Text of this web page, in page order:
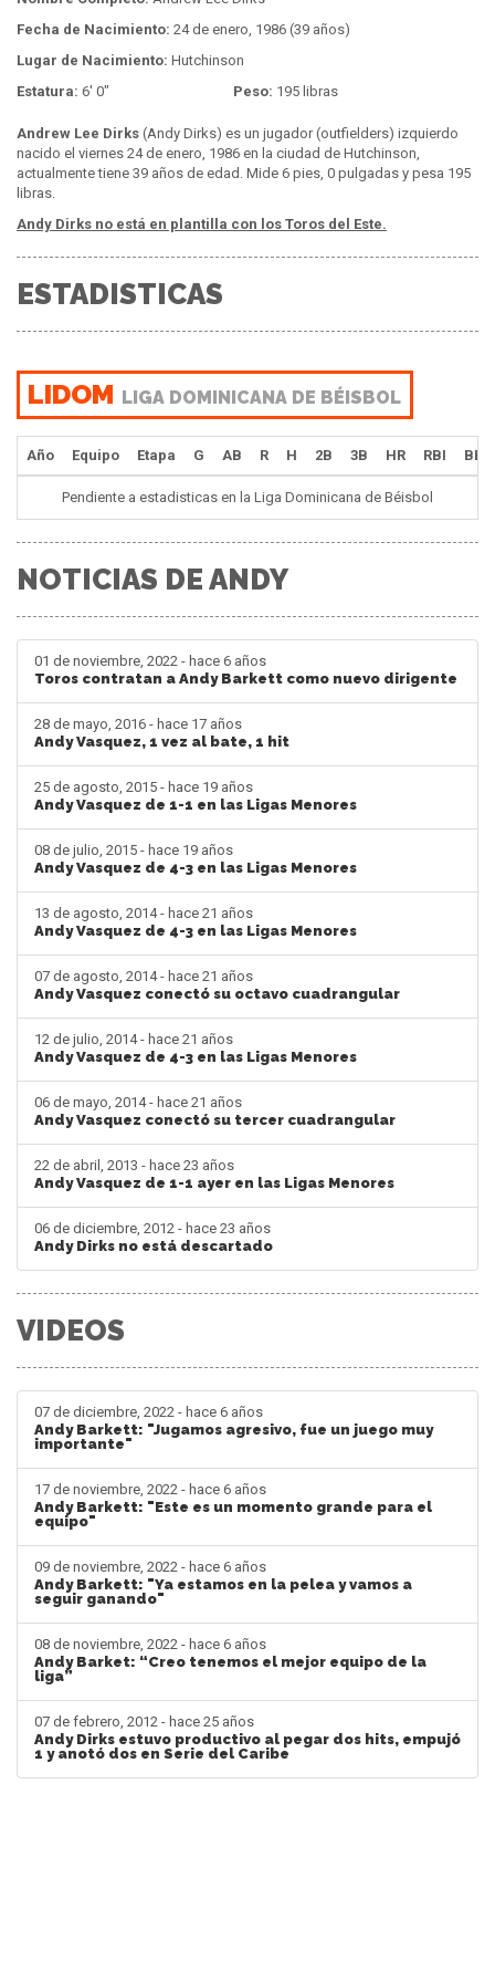
Fecha de Nacimiento: 24 de enero, 1986 (39 años)
Lugar de Nacimiento: Hutchinson
Estatura: 6' 0" Peso: 195 libras
Andrew Lee Dirks (Andy Dirks) es un jugador (outfielders) izquierdo
nacido el viernes 24 de enero, 1986 en la ciudad de Hutchinson,
actualmente tiene 39 años de edad. Mide 6 pies, 0 pulgadas y pesa 195
libras.
Andy Dirks no está en plantilla con los Toros del Este.
ESTADISTICAS
LIDOM LIGA DOMINICANA DE BÉISBOL
Año Equipo Etapa G AB R H 2B 3B HR RBI BB
Pendiente a estadisticas en la Liga Dominicana de Béisbol
NOTICIAS DE ANDY
01 de noviembre, 2022 - hace 6 años
Toros contratan a Andy Barkett como nuevo dirigente
28 de mayo, 2016 - hace 17 años
Andy Vasquez, 1 vez al bate, 1 hit
25 de agosto, 2015 - hace 19 años
Andy Vasquez de 1-1 en las Ligas Menores
08 de julio, 2015 - hace 19 años
Andy Vasquez de 4-3 en las Ligas Menores
13 de agosto, 2014 - hace 21 años
Andy Vasquez de 4-3 en las Ligas Menores
07 de agosto, 2014 - hace 21 años
Andy Vasquez conectó su octavo cuadrangular
12 de julio, 2014 - hace 21 años
Andy Vasquez de 4-3 en las Ligas Menores
06 de mayo, 2014 - hace 21 años
Andy Vasquez conectó su tercer cuadrangular
22 de abril, 2013 - hace 23 años
Andy Vasquez de 1-1 ayer en las Ligas Menores
06 de diciembre, 2012 - hace 23 años
Andy Dirks no está descartado
VIDEOS
07 de diciembre, 2022 - hace 6 años
Andy Barkett: "Jugamos agresivo, fue un juego muy
importante"
17 de noviembre, 2022 - hace 6 años
Andy Barkett: "Este es un momento grande para el
equipo"
09 de noviembre, 2022 - hace 6 años
Andy Barkett: "Ya estamos en la pelea y vamos a
seguir ganando"
08 de noviembre, 2022 - hace 6 años
Andy Barket: “Creo tenemos el mejor equipo de la
liga”
07 de febrero, 2012 - hace 25 años
Andy Dirks estuvo productivo al pegar dos hits, empujó
1 y anotó dos en Serie del Caribe